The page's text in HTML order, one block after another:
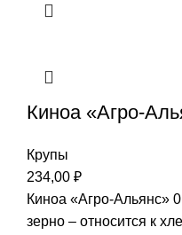
Киноа «Агро-
Крупы
234,00 ₽
Киноа «Агро-Альянс»
зерно – относится к